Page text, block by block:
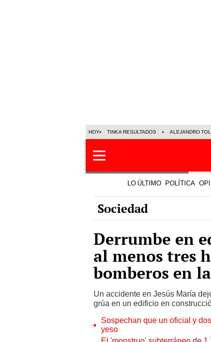
HOY TINKA RESULTADOS ALEJANDRO
LO ÚLTIMO POLÍTICA
Sociedad
Derrumbe en
al menos tres
bomberos en
Un accidente en Jesús María
grúa en un edificio en
Sospechan que un oficial y
yeso